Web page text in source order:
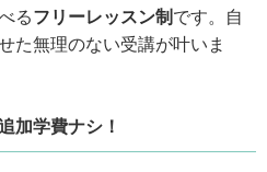
るフリーレッスン制 です。自
た無理のない受講が叶いま
加学費ナシ！